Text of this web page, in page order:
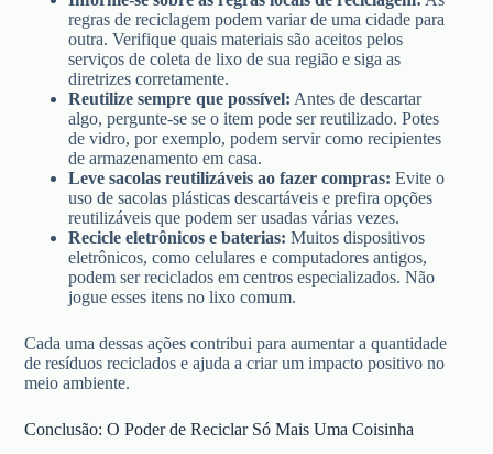
regras de reciclagem podem variar de uma cidade para
outra. Verifique quais materiais são aceitos pelos
serviços de coleta de lixo de sua região e siga as
diretrizes corretamente.
Reutilize sempre que possível: Antes de descartar
algo, pergunte-se se o item pode ser reutilizado. Potes
de vidro, por exemplo, podem servir como recipientes
de armazenamento em casa.
Leve sacolas reutilizáveis ao fazer compras: Evite o
uso de sacolas plásticas descartáveis e prefira opções
reutilizáveis que podem ser usadas várias vezes.
Recicle eletrônicos e baterias: Muitos dispositivos
eletrônicos, como celulares e computadores antigos,
podem ser reciclados em centros especializados. Não
jogue esses itens no lixo comum.
Cada uma dessas ações contribui para aumentar a quantidade
de resíduos reciclados e ajuda a criar um impacto positivo no
meio ambiente.
Conclusão: O Poder de Reciclar Só Mais Uma Coisinha